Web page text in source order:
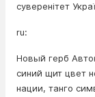
суверенітет
ru:
Новый герб
синий щит цвет
нации, танго